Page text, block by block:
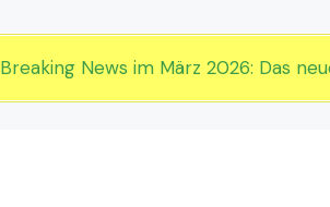
Breaking News im März 2026: Das